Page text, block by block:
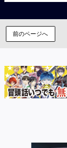
前のページへ